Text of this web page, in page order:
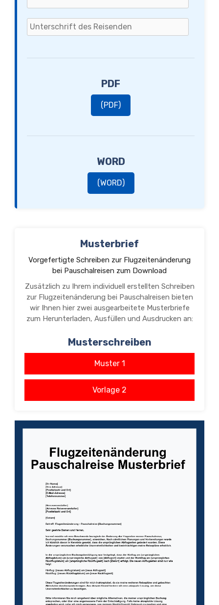
PDF
(PDF)
WORD
(WORD)
Musterbrief
Vorgefertigte Schreiben zur Flugzeitenänderung
bei Pauschalreisen zum Download
Zusätzlich zu Ihrem individuell erstellten Schreiben
zur Flugzeitenänderung bei Pauschalreisen bieten
wir Ihnen hier zwei ausgearbeitete Musterbriefe
zum Herunterladen, Ausfüllen und Ausdrucken an:
Musterschreiben
Muster 1
Vorlage 2